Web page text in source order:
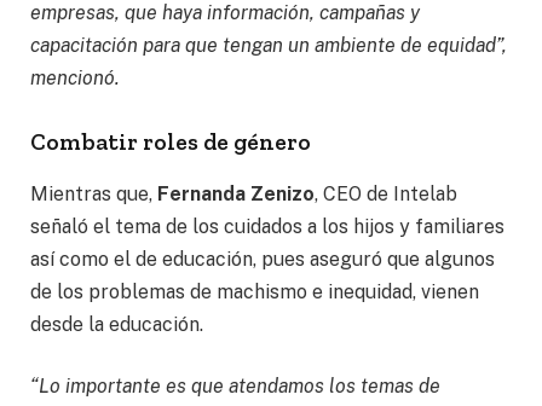
empresas, que haya información, campañas y
capacitación para que tengan un ambiente de equidad”,
mencionó.
Combatir roles de género
Mientras que, Fernanda Zenizo, CEO de Intelab
señaló el tema de los cuidados a los hijos y familiares
así como el de educación, pues aseguró que algunos
de los problemas de machismo e inequidad, vienen
desde la educación.
“Lo importante es que atendamos los temas de